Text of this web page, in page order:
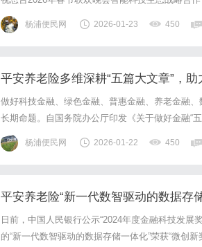
上央视春晚这么大的国家级品牌，可不是一点点
之前CES2026国际电子消费展上，追觅电视就成
杨浦便民网 2026-01-23 450
平安养老险多维深耕“五篇大文章”，
做好科技金融、绿色金融、普惠金融、养老金融
长期命题。自国务院办公厅印发《关于做好金融“
定位探索实践路径，推动政策要求转化为惠民利企
机构，平安养老险始终紧跟政策导向，将五大领
杨浦便民网 2026-01-22 450
平安养老险“新一代数智驱动的数据存
日前，中国人民银行公示“2024年度金融科技发展
的“新一代数智驱动的数据存储一体化”荣获“微创